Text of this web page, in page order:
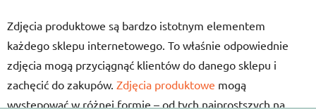
Zdjęcia produktowe są bardzo istotnym elementem
każdego sklepu internetowego. To właśnie odpowiednie
zdjęcia mogą przyciągnąć klientów do danego sklepu i
zachęcić do zakupów. Zdjęcia produktowe mogą
występować w różnej formie – od tych najprostszych na